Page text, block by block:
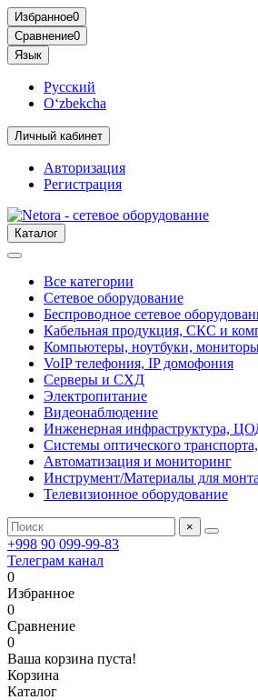
Избранное0
Сравнение0
Язык
Русский
O‘zbekcha
Личный кабинет
Авторизация
Регистрация
Каталог
Все категории
Сетевое оборудование
Беспроводное сетевое
Кабельная продукция, СКС и
Компьютеры, ноутбуки,
VoIP телефония, IP домофония
Серверы и СХД
Электропитание
Видеонаблюдение
Инженерная инфраструктура,
Системы оптического
Автоматизация и мониторинг
Инструмент/Материалы для
Телевизионное оборудование
×
+998 90 099-99-83
Телеграм канал
0
Избранное
0
Сравнение
0
Ваша корзина пуста!
Корзина
Каталог